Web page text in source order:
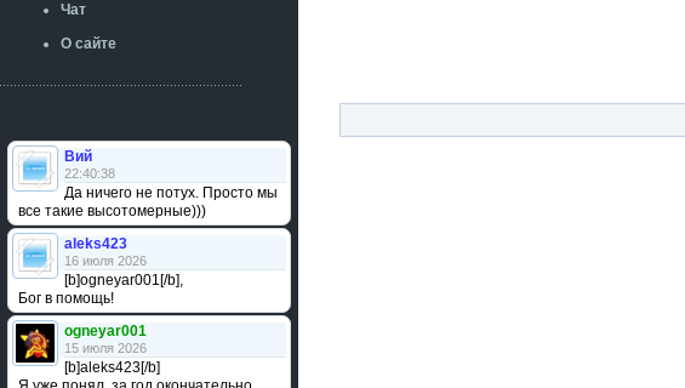
Чат
О сайте
Вий
22:40:38
Да ничего не потух. Просто мы
все такие высотомерные)))
aleks423
16 июля 2026
[b]ogneyar001[/b],
Бог в помощь!
ogneyar001
15 июля 2026
[b]aleks423[/b]